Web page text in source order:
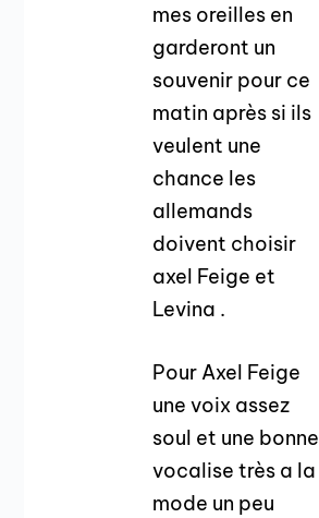
mes oreilles en
garderont un
souvenir pour ce
matin après si ils
veulent une
chance les
allemands
doivent choisir
axel Feige et
Levina .
Pour Axel Feige
une voix assez
soul et une bonne
vocalise très a la
mode un peu